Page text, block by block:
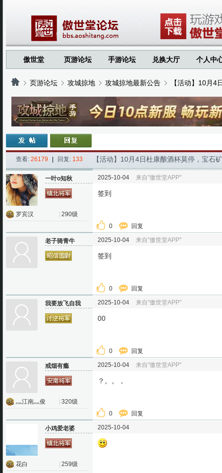
傲世堂 页游论坛 手游论坛 兑换大厅 个人中
›
页游论坛
›
攻城掠地
›
攻城掠地最新公告
›
【活动】10月4
查看: 26179 回复: 133 【活动】10月4日杜康酿酒杯莫停，宝石
一叶o知秋
罗宾汉 290级
2025-10-04 来自"傲世堂APP"
签到
0 回复
老子骑青牛 2025-10-04 来自"傲世堂APP"
签到
0 回复
我要放飞自我 2025-10-04 来自"傲世堂APP"
00
0 回复
戒烟有瘾
灬江南灬俊 320级
2025-10-04 来自"傲世堂APP"
？。。，
0 回复
小鸡爱老婆
花白
259级
2025-10-04